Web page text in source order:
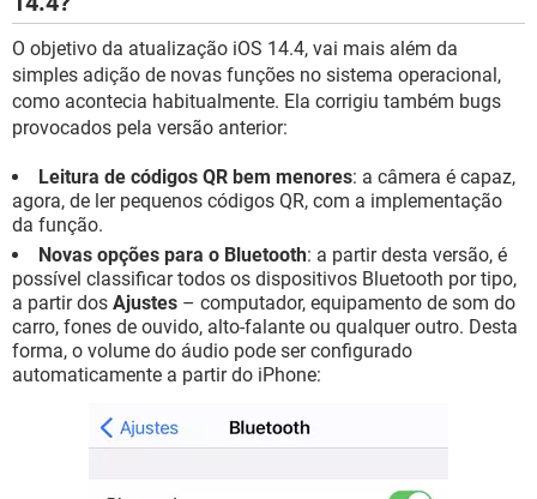
O objetivo da atualização iOS 14.4, vai mais além da
simples adição de novas funções no sistema operacional,
como acontecia habitualmente. Ela corrigiu também bugs
provocados pela versão anterior:
Leitura de códigos QR bem menores: a câmera é capaz,
agora, de ler pequenos códigos QR, com a implementação
da função.
Novas opções para o Bluetooth: a partir desta versão, é
possível classificar todos os dispositivos Bluetooth por tipo,
a partir dos Ajustes – computador, equipamento de som do
carro, fones de ouvido, alto-falante ou qualquer outro. Desta
forma, o volume do áudio pode ser configurado
automaticamente a partir do iPhone: